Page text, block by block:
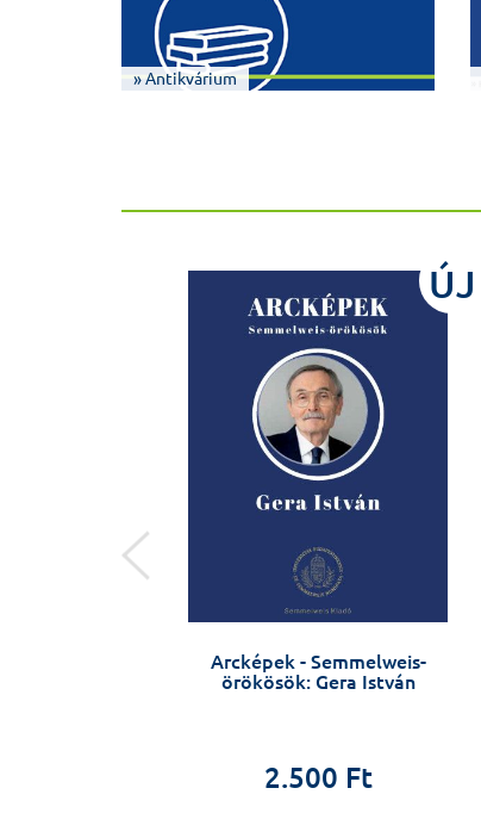
» Antikvárium
ÚJ
Arcképek - Semmelweis-
örökösök: Gera István
2.500 Ft